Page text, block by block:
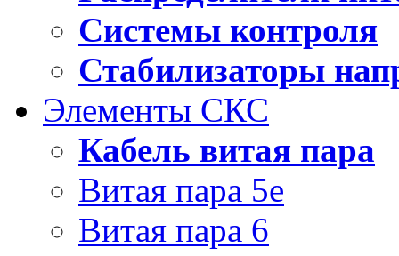
Системы контроля
Стабилизаторы
Элементы СКС
Кабель витая пара
Витая пара 5e
Витая пара 6